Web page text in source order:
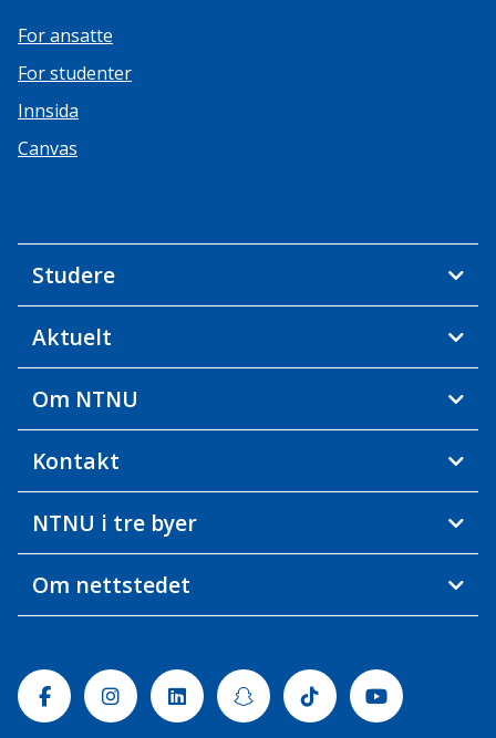
For ansatte
For studenter
Innsida
Canvas
Studere
Aktuelt
Om NTNU
Kontakt
NTNU i tre byer
Om nettstedet
FacebookInstagramLinkedinSnapchatTiktok Youtube